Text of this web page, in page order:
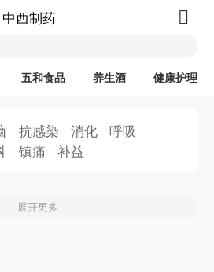
中西制药
五和食品 养生酒 健康护理
抗感染 消化
呼吸
镇痛 补益
展开更多